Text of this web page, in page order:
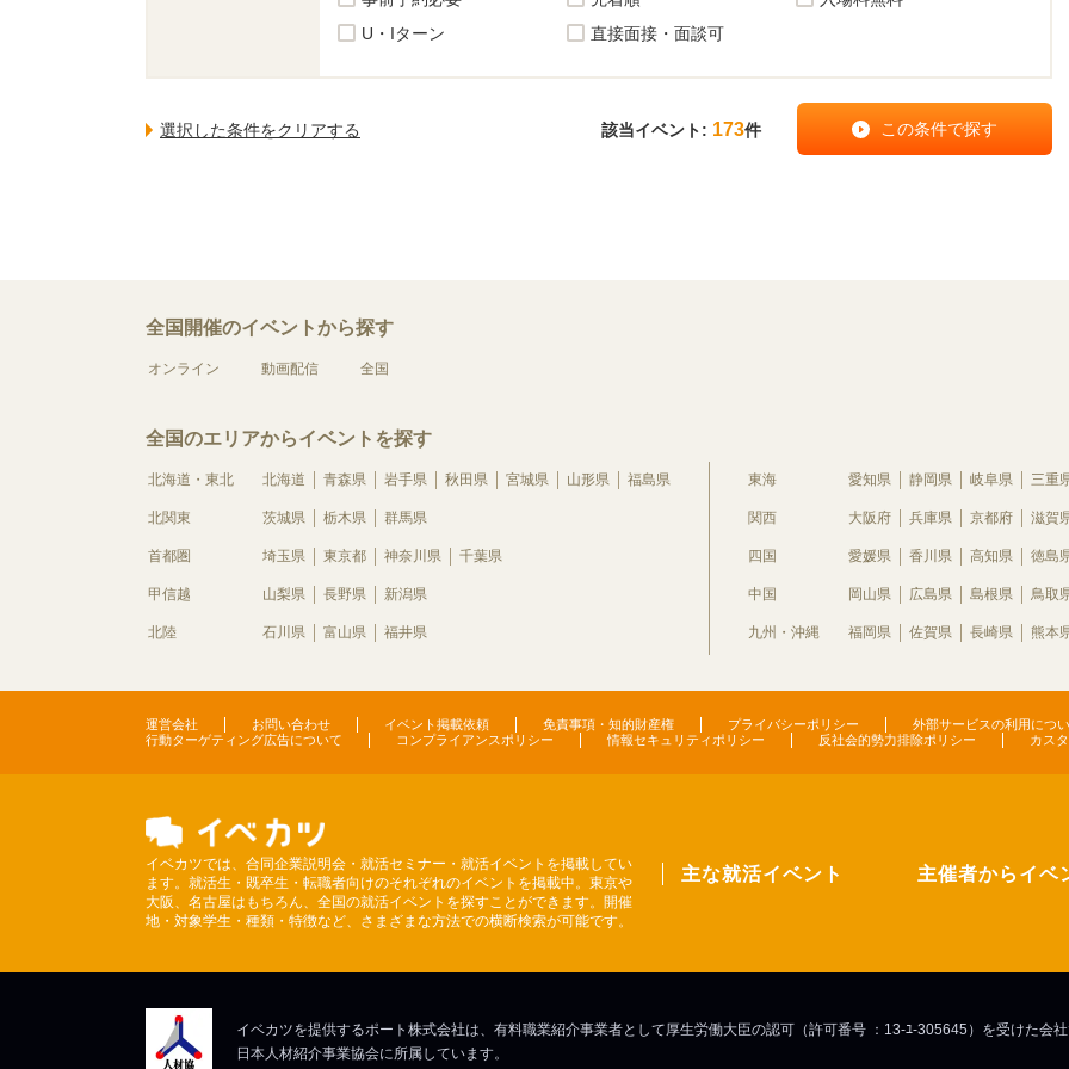
U・Iターン
直接面接・面談可
該当イベント: 173件
全国開催のイベントから探す
オンライン 動画配信 全国
全国のエリアからイベントを探す
北海道・東北 北海道 青森県 岩手県 秋田県 宮城県 山形県 福島県
北関東 茨城県 栃木県 群馬県
首都圏 埼玉県 東京都 神奈川県 千葉県
甲信越 山梨県 長野県 新潟県
北陸 石川県 富山県 福井県
東海 愛知県 静岡県 岐阜県 三重
関西 大阪府 兵庫県 京都府 滋賀
四国 愛媛県 香川県 高知県 徳島
中国 岡山県 広島県 島根県 鳥取
九州・沖縄 福岡県 佐賀県 長崎県 熊本
運営会社 お問い合わせ イベント掲載依頼 免責事項・知的財産権 プライバシーポリシー 外部サービスの利用につ
行動ターゲティング広告について
コンプライアンスポリシー 情報セキュリティポリシー 反社会的勢力排除ポリシー カス
イベカツでは、合同企業説明会・就活セミナー・就活イベントを掲載してい
ます。就活生・既卒生・転職者向けのそれぞれのイベントを掲載中。東京や
大阪、名古屋はもちろん、全国の就活イベントを探すことができます。開催
地・対象学生・種類・特徴など、さまざまな方法での横断検索が可能です。
主な就活イベント 主催者からイベ